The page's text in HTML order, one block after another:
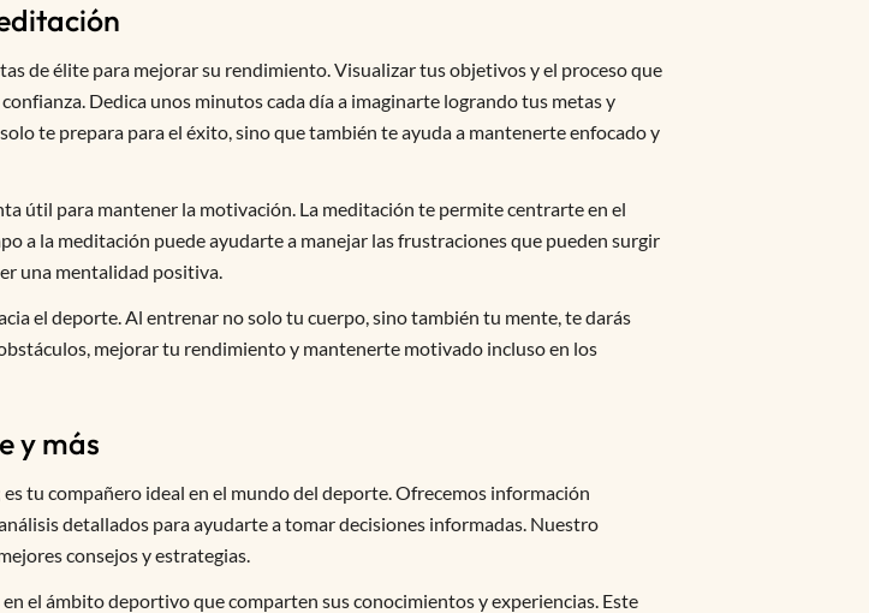
de élite para mejorar su rendimiento. Visualizar tus objetivos y el proceso que
Dedica unos minutos cada día a imaginarte logrando tus metas y
te prepara para el éxito, sino que también te ayuda a mantenerte enfocado y
útil para mantener la motivación. La meditación te permite centrarte en el
a la meditación puede ayudarte a manejar las frustraciones que pueden surgir
una mentalidad positiva.
el deporte. Al entrenar no solo tu cuerpo, sino también tu mente, te darás
mejorar tu rendimiento y mantenerte motivado incluso en los
y más
tu compañero ideal en el mundo del deporte. Ofrecemos información
detallados para ayudarte a tomar decisiones informadas. Nuestro
consejos y estrategias.
el ámbito deportivo que comparten sus conocimientos y experiencias. Este